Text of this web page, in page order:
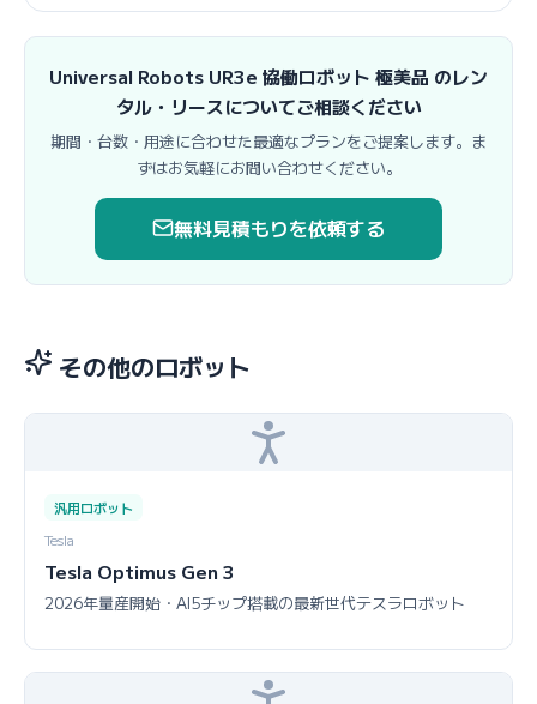
Universal Robots UR3e 協働ロボット 極美品 のレン
タル・リースについてご相談ください
期間・台数・用途に合わせた最適なプランをご提案します。ま
ずはお気軽にお問い合わせください。
無料見積もりを依頼する
その他のロボット
汎用ロボット
Tesla
Tesla Optimus Gen 3
2026年量産開始・AI5チップ搭載の最新世代テスラロボット